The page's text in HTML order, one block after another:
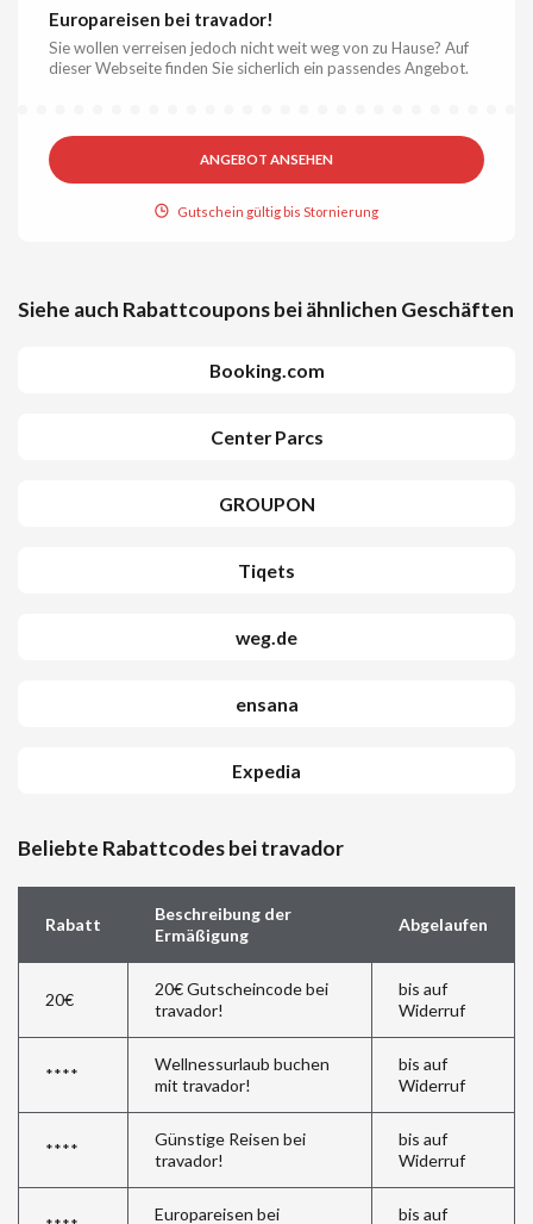
Europareisen bei travador!
Sie wollen verreisen jedoch nicht weit weg von zu Hause? Auf
dieser Webseite finden Sie sicherlich ein passendes Angebot.
ANGEBOT ANSEHEN
Gutschein gültig bis Stornierung
Siehe auch Rabattcoupons bei ähnlichen Geschäften
Booking.com
Center Parcs
GROUPON
Tiqets
weg.de
ensana
Expedia
Beliebte Rabattcodes bei travador
Rabatt
Beschreibung der
Ermäßigung
Abgelaufen
20€
20€ Gutscheincode bei
travador!
bis auf
Widerruf
****
Wellnessurlaub buchen
mit travador!
bis auf
Widerruf
****
Günstige Reisen bei
travador!
bis auf
Widerruf
Europareisen bei bis auf